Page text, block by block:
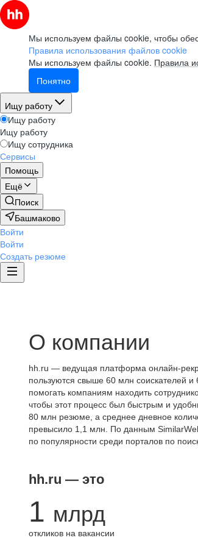
Мы используем файлы cookie, чтобы
Правила использования файлов cookie
Мы используем файлы cookie. Правила
Понятно
Ищу работу
Ищу работу
Ищу работу
Ищу сотрудника
Сервисы
Помощь
Ещё
Поиск
Башмаково
Войти
Войти
Создать резюме
О компании
hh.ru — ведущая платформа онлайн-
пользуются свыше 60 млн соискателей
помогать компаниям находить
чтобы этот процесс был быстрым и
80 млн резюме, а среднее дневное
превысило 1,1 млн. По данным
по популярности среди порталов по
hh.ru — это
1 млрд
откликов на вакансии